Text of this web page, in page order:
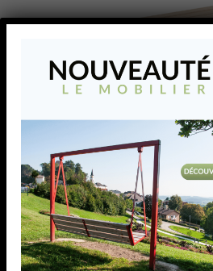
VONDA
La banquette VONDA offre une